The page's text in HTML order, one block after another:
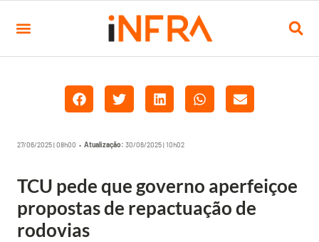
27/06/2025 | 08h00 • Atualização: 30/06/2025 | 10h02
TCU pede que governo aperfeiçoe
propostas de repactuação de
rodovias